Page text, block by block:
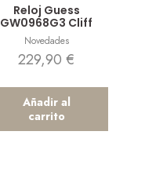
Reloj Guess
GW0968G3 Cliff
Novedades
229,90€
Añadir al
carrito